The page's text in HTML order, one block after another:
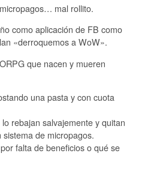
mal rollito.
como aplicación de FB como
«derroquemos a WoW».
que nacen y mueren
una pasta y con cuota
rebajan salvajemente y quitan
de micropagos.
falta de beneficios o qué se